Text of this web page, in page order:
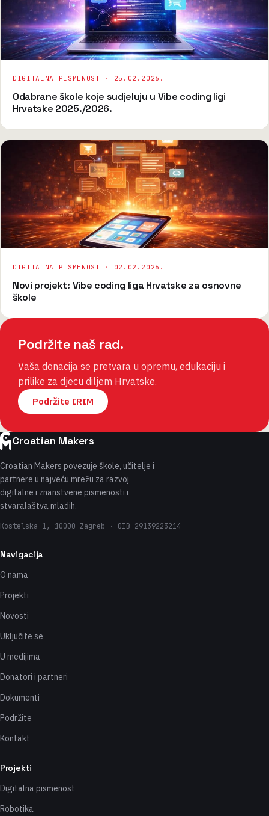
DIGITALNA PISMENOST · 25.02.2026.
Odabrane škole koje sudjeluju u Vibe coding ligi
Hrvatske 2025./2026.
DIGITALNA PISMENOST · 02.02.2026.
Novi projekt: Vibe coding liga Hrvatske za osnovne
škole
Podržite naš rad.
Vaša donacija se pretvara u opremu, edukaciju i
prilike za djecu diljem Hrvatske.
Podržite IRIM
Croatian Makers
Croatian Makers povezuje škole, učitelje i
partnere u najveću mrežu za razvoj
digitalne i znanstvene pismenosti i
stvaralaštva mladih.
Kostelska 1, 10000 Zagreb · OIB 29139223214
Navigacija
O nama
Projekti
Novosti
Uključite se
U medijima
Donatori i partneri
Dokumenti
Podržite
Kontakt
Projekti
Digitalna pismenost
Robotika